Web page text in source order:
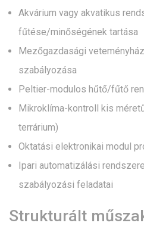
Akvárium vagy akvatikus
fűtése/minőségének tartása
Mezőgazdasági
szabályozása
Peltier-modulos hűtő/fűtő
Mikroklíma-kontroll kis
terrárium)
Oktatási elektronikai modul
Ipari automatizálási
szabályozási feladatai
Strukturált